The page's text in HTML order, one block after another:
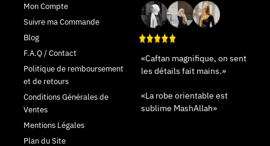
Mon Compte
Suivre ma Commande
Blog
F.A.Q / Contact
Politique de remboursement
et de retours
Conditions Générales de
Ventes
Mentions Légales
Plan du Site
«Caftan magnifique, on sent
les détails fait mains.»
«La robe orientable est
sublime MashAllah»